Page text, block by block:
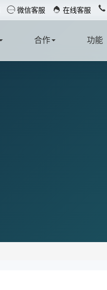
 微信客服  在线客服
合作 功能